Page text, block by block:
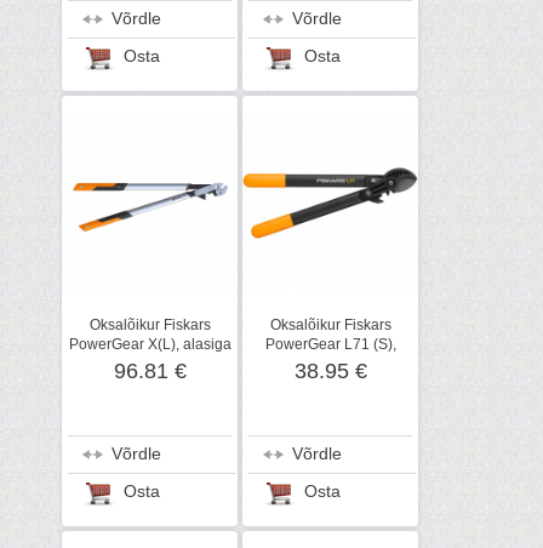
Võrdle
Osta
Võrdle
Osta
Oksalõikur Fiskars
PowerGear X(L), alasiga
96.81 €
Võrdle
Osta
Oksalõikur Fiskars
PowerGear L71 (S),
alasiga
38.95 €
Võrdle
Osta